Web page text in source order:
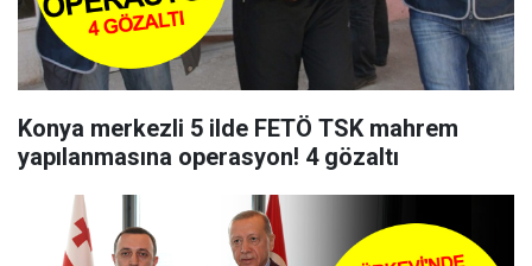
Konya merkezli 5 ilde FETÖ TSK mahrem
yapılanmasına operasyon! 4 gözaltı